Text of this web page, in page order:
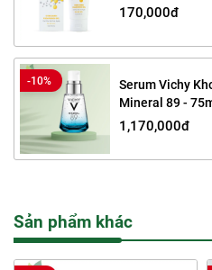
170,000đ
-10%
Serum Vichy
Mineral 89 -
1,170,000đ
Sản phẩm khác